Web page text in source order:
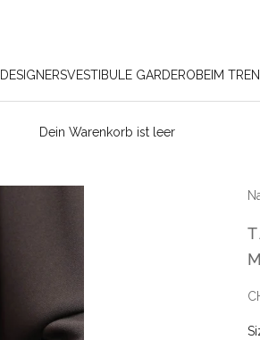
DESIGNERSVESTIBULE GARDEROBEIM
Dein Warenkorb ist leer